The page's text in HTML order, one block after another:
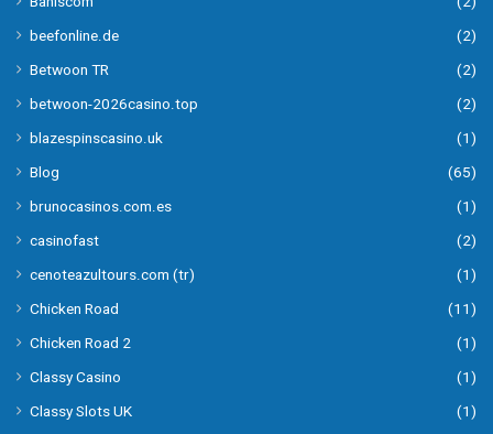
beefonline.de
(2)
Betwoon TR
(2)
betwoon-2026casino.top
(2)
blazespinscasino.uk
(1)
Blog
(65)
brunocasinos.com.es
(1)
casinofast
(2)
cenoteazultours.com (tr)
(1)
Chicken Road
(11)
Chicken Road 2
(1)
Classy Casino
(1)
Classy Slots UK
(1)